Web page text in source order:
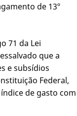
de 13º
71 da Lei
que a
e subsídios
Federal,
de gasto com